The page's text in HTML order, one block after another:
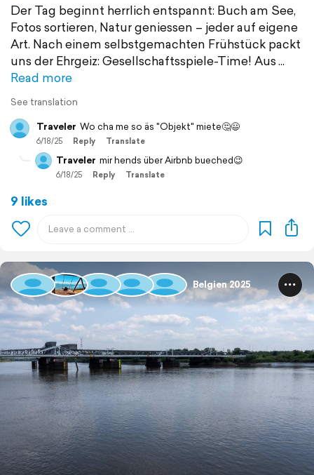
Der Tag beginnt herrlich entspannt: Buch am See,
Fotos sortieren, Natur geniessen – jeder auf eigene
Art. Nach einem selbstgemachten Frühstück packt
uns der Ehrgeiz: Gesellschaftsspiele-Time! Aus
Read more
See translation
Traveler Wo cha me so äs "Objekt" miete🤔😃
6/18/25 Reply Translate
Traveler mir hends über Airbnb bueched😉
6/18/25 Reply Translate
9 likes
Belgien 2025